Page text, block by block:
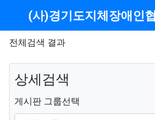
메뉴(사)경기도지체장애인
전체검색 결과
상세검색
그룹
게시판 그룹선택